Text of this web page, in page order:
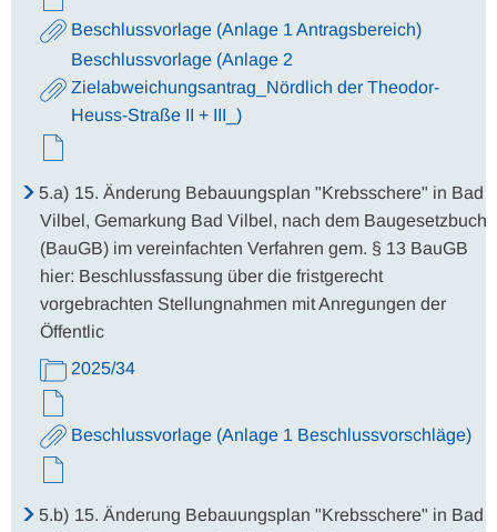
Beschlussvorlage (Anlage 1 Antragsbereich)
Beschlussvorlage (Anlage 2
Zielabweichungsantrag_Nördlich der Theodor-
Heuss-Straße II + III_)
5.a) 15. Änderung Bebauungsplan "Krebsschere" in Bad
Vilbel, Gemarkung Bad Vilbel, nach dem Baugesetzbuch
(BauGB) im vereinfachten Verfahren gem. § 13 BauGB
hier: Beschlussfassung über die fristgerecht
vorgebrachten Stellungnahmen mit Anregungen der
Öffentlic
2025/34
Beschlussvorlage (Anlage 1 Beschlussvorschläge)
5.b) 15. Änderung Bebauungsplan "Krebsschere" in Bad